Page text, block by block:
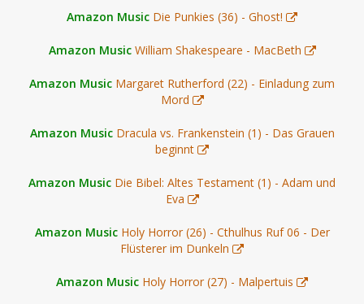
Amazon Music Die Punkies (36) - Ghost!
Amazon Music William Shakespeare - MacBeth
Amazon Music Margaret Rutherford (22) - Einladung zum
Mord
Amazon Music Dracula vs. Frankenstein (1) - Das Grauen
beginnt
Amazon Music Die Bibel: Altes Testament (1) - Adam und
Eva
Amazon Music Holy Horror (26) - Cthulhus Ruf 06 - Der
Flüsterer im Dunkeln
Amazon Music Holy Horror (27) - Malpertuis